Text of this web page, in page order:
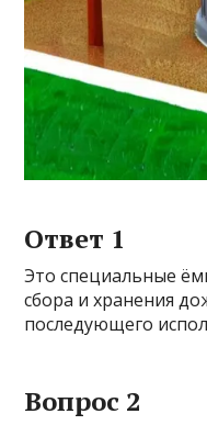
Ответ 1
Это специальные
сбора и хранения
последующего
Вопрос 2